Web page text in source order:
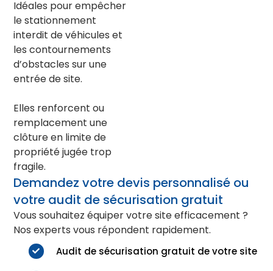
Idéales pour empêcher
le stationnement
interdit de véhicules et
les contournements
d’obstacles sur une
entrée de site.
Elles renforcent ou
remplacement une
clôture en limite de
propriété jugée trop
fragile.
Demandez votre devis personnalisé ou
votre audit de sécurisation gratuit
Vous souhaitez équiper votre site efficacement ?
Nos experts vous répondent rapidement.
Audit de sécurisation gratuit de votre site